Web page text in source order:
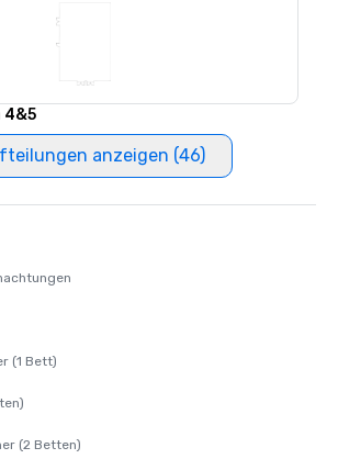
4&5
anzeigen (46)
(1 Bett)
(2 Betten)